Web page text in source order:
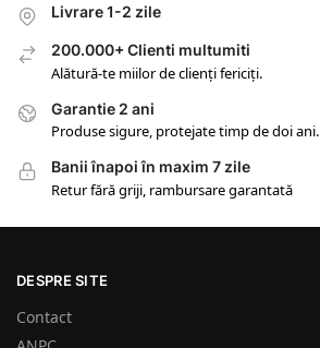
Livrare 1-2 zile
200.000+ Clienti multumiti
Alătură-te miilor de clienți fericiți.
Garantie 2 ani
Produse sigure, protejate timp de doi ani.
Banii înapoi în maxim 7 zile
Retur fără griji, rambursare garantată
DESPRE SITE
Contact